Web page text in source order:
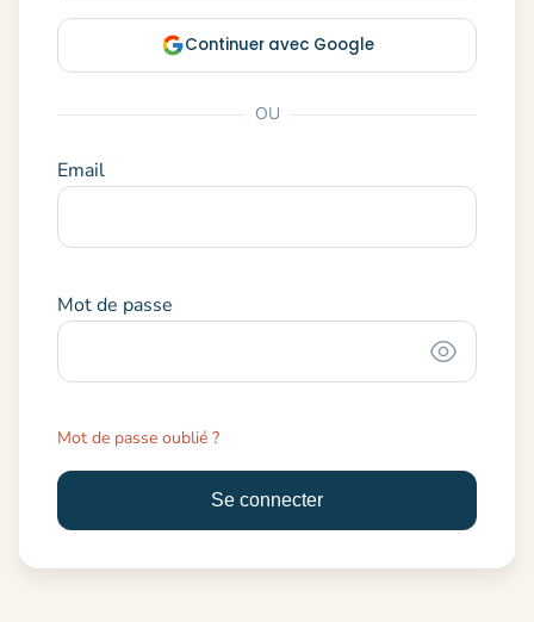
Continuer avec Google
OU
Email
Mot de passe
Mot de passe oublié ?
Se connecter